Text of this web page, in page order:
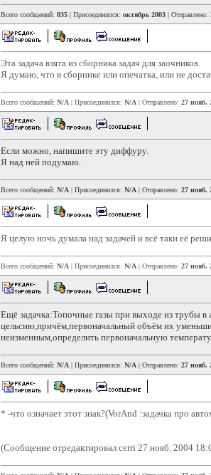
Всего сообщений: 835 | Присоединился: октябрь 2003 | Отправлено:
Эта задача взята из сборника задач для заочников.
Я думаю, что в сборнике или опечатка, или не
Всего сообщений: N/A | Присоединился: N/A | Отправлено: 27 нояб.
Если можно, напишите эту диффуру.
Я над ней подумаю.
Всего сообщений: N/A | Присоединился: N/A | Отправлено: 27 нояб.
Я целую ночь думала над задачей и всё таки её
Всего сообщений: N/A | Присоединился: N/A | Отправлено: 27 нояб.
Ещё задачка:Топочные газы при выходе из трубы
цельсию,причём,первоначальный объём их
неизменным,определить первоначальную
Всего сообщений: N/A | Присоединился: N/A | Отправлено: 27 нояб.
* -что означает этот знак?(VorAnd :задачка про
(Сообщение отредактировал cerri 27 нояб. 2004